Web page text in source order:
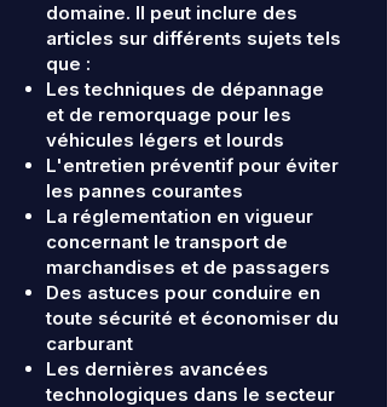
domaine. Il peut inclure des
articles sur différents sujets tels
que :
Les techniques de dépannage
et de remorquage pour les
véhicules légers et lourds
L'entretien préventif pour éviter
les pannes courantes
La réglementation en vigueur
concernant le transport de
marchandises et de passagers
Des astuces pour conduire en
toute sécurité et économiser du
carburant
Les dernières avancées
technologiques dans le secteur